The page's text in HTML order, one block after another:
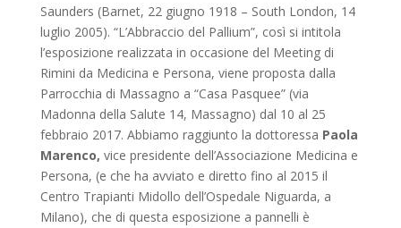
Saunders (Barnet, 22 giugno 1918 – South London, 14
luglio 2005). “L’Abbraccio del Pallium”, così si intitola
l’esposizione realizzata in occasione del Meeting di
Rimini da Medicina e Persona, viene proposta dalla
Parrocchia di Massagno a “Casa Pasquee” (via
Madonna della Salute 14, Massagno) dal 10 al 25
febbraio 2017. Abbiamo raggiunto la dottoressa Paola
Marenco, vice presidente dell’Associazione Medicina e
Persona, (e che ha avviato e diretto fino al 2015 il
Centro Trapianti Midollo dell’Ospedale Niguarda, a
Milano), che di questa esposizione a pannelli è